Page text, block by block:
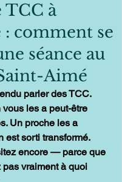
à
: comment se
séance au
Aimé
parler des TCC.
les a peut-être
Un proche les a
est sorti transformé.
encore — parce que
vraiment à quoi